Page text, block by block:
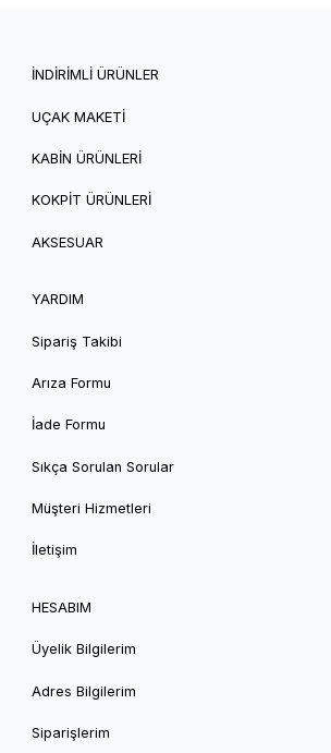
İNDİRİMLİ ÜRÜNLER
UÇAK MAKETİ
KABİN ÜRÜNLERİ
KOKPİT ÜRÜNLERİ
AKSESUAR
YARDIM
Sipariş Takibi
Arıza Formu
İade Formu
Sıkça Sorulan Sorular
Müşteri Hizmetleri
İletişim
HESABIM
Üyelik Bilgilerim
Adres Bilgilerim
Siparişlerim